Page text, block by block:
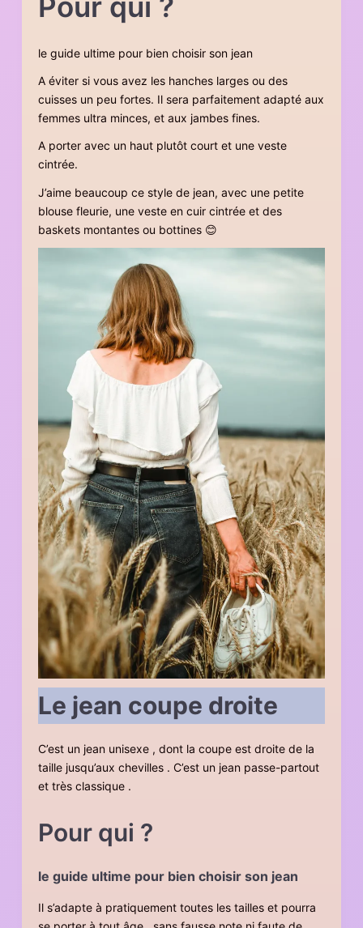
le guide ultime pour bien choisir son jean
A éviter si vous avez les hanches larges ou des
cuisses un peu fortes. Il sera parfaitement adapté aux
femmes ultra minces, et aux jambes fines.
A porter avec un haut plutôt court et une veste
cintrée.
J’aime beaucoup ce style de jean, avec une petite
blouse fleurie, une veste en cuir cintrée et des
baskets montantes ou bottines 😊
Le jean coupe droite
C’est un jean unisexe , dont la coupe est droite de la
taille jusqu’aux chevilles . C’est un jean passe-partout
et très classique .
Pour qui ?
le guide ultime pour bien choisir son jean
Il s’adapte à pratiquement toutes les tailles et pourra